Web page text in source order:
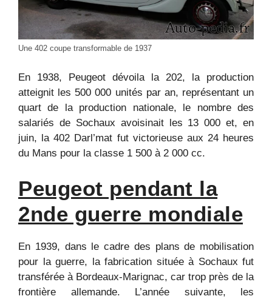
Une 402 coupe transformable de 1937
En 1938, Peugeot dévoila la 202, la production
atteignit les 500 000 unités par an, représentant un
quart de la production nationale, le nombre des
salariés de Sochaux avoisinait les 13 000 et, en
juin, la 402 Darl’mat fut victorieuse aux 24 heures
du Mans pour la classe 1 500 à 2 000 cc.
Peugeot pendant la
2nde guerre mondiale
En 1939, dans le cadre des plans de mobilisation
pour la guerre, la fabrication située à Sochaux fut
transférée à Bordeaux-Marignac, car trop près de la
frontière allemande. L’année suivante, les